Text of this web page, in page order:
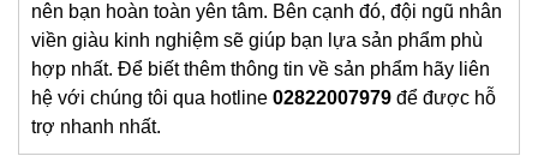
nên bạn hoàn toàn yên tâm. Bên cạnh đó, đội ngũ nhân
viền giàu kinh nghiệm sẽ giúp bạn lựa sản phẩm phù
hợp nhất. Để biết thêm thông tin về sản phẩm hãy liên
hệ với chúng tôi qua hotline 02822007979 để được hỗ
trợ nhanh nhất.